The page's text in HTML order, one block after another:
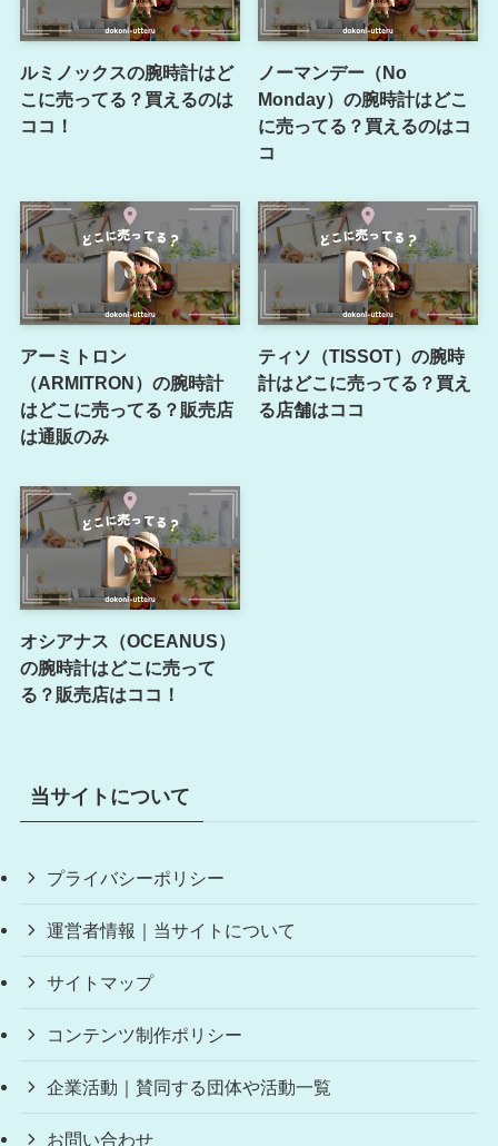
ルミノックスの腕時計はど
こに売ってる？買えるのは
ココ！
ノーマンデー（No
Monday）の腕時計はどこ
に売ってる？買えるのはコ
コ
アーミトロン
（ARMITRON）の腕時計
はどこに売ってる？販売店
は通販のみ
ティソ（TISSOT）の腕時
計はどこに売ってる？買え
る店舗はココ
オシアナス（OCEANUS）
の腕時計はどこに売って
る？販売店はココ！
当サイトについて
プライバシーポリシー
運営者情報｜当サイトについて
サイトマップ
コンテンツ制作ポリシー
企業活動｜賛同する団体や活動一覧
お問い合わせ